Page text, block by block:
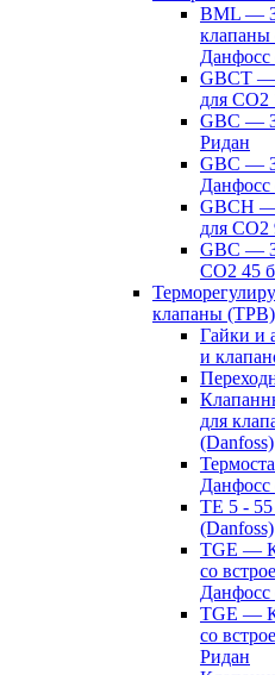
BML —
клапаны
Данфосс
GBCT —
для CO2
GBC —
Ридан
GBC —
Данфосс
GBCH
для CO2
GBC —
CO2 45
клапаны (ТРВ)
Гайки и
и
для
(Danfoss)
Данфосс
TE 5 -
(Danfoss)
TGE —
со
Данфосс
TGE —
со
Ридан